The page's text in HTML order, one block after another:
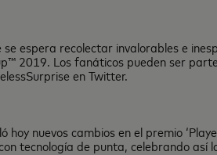
espera recolectar invalorables e
2019. Los fanáticos pueden ser
en Twitter.
nuevos cambios en el premio
tecnología de punta, celebrando así